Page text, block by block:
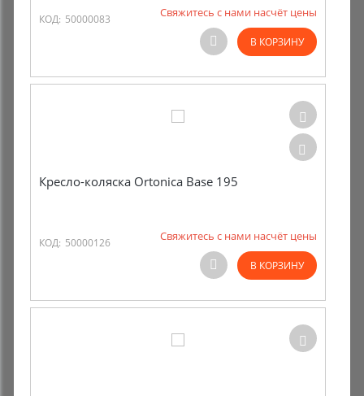
КОД: 50000083 Свяжитесь с нами насчёт цены
В КОРЗИНУ
Кресло-коляска Ortonica Base 195
КОД: 50000126 Свяжитесь с нами насчёт цены
В КОРЗИНУ